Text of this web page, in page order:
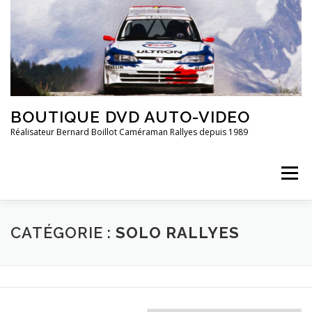
contenu
BOUTIQUE DVD AUTO-VIDEO
Réalisateur Bernard Boillot Caméraman Rallyes depuis 1989
Menu
QUI SOMMES-NOUS? CHAMPIONNAT DE FRANCE
CATÉGORIE : SOLO RALLYES